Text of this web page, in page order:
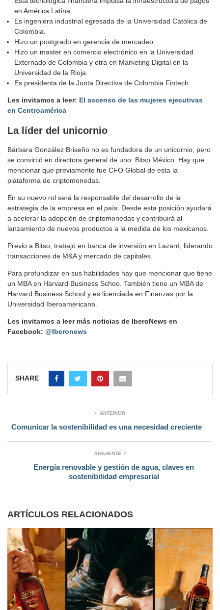
en América Latina.
Es ingeniera industrial egresada de la Universidad Católica de
Colombia.
Hizo un postgrado en gerencia de mercadeo.
Hizo un master en comercio electrónico en la Universidad
Externado de Colombia y otra en Marketing Digital en la
Universidad de la Rioja.
Es presidenta de la Junta Directiva de Colombia Fintech.
Les invitamos a leer: El ascenso de las mujeres ejecutivas
en Centroamérica
La líder del unicornio
Bárbara González Briseño no es fundadora de un unicornio, pero
se convirtió en directora general de uno: Bitso México. Hay que
mencionar que previamente fue CFO Global de esta la
plataforma de criptomonedas.
En su nuevo rol será la responsable del desarrollo de la
estrategia de la empresa en el país. Desde esta posición ayudará
a acelerar la adopción de criptomonedas y contribuirá al
lanzamiento de nuevos productos a la medida de los mexicanos.
Previo a Bitso, trabajó en banca de inversión en Lazard, liderando
transacciones de M&A y mercado de capitales.
Para profundizar en sus habilidades hay que mencionar que tiene
un MBA en Harvard Business Schoo. También tiene un MBA de
Harvard Business School y es licenciada en Finanzas por la
Universidad Iberoamericana.
Les invitamos a leer más noticias de IberoNews en
Facebook: @Iberonews
SHARE
ANTERIOR
Comunicar la sostenibilidad es una necesidad creciente
SIGUIENTE
Energía renovable y gestión de agua, claves en
sostenibilidad empresarial
ARTÍCULOS RELACIONADOS